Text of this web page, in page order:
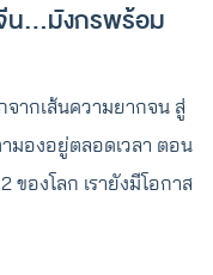
น…มังกรพร้อม
ากเส้นความยากจน สู่
มองอยู่ตลอดเวลา ตอน
องโลก เรายังมีโอกาส